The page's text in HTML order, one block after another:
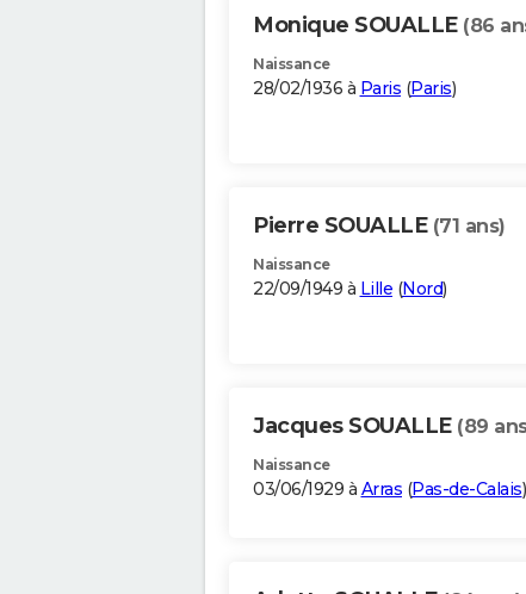
Monique SOUALLE (86
Naissance
28/02/1936 à Paris (Paris)
Pierre SOUALLE (71 ans)
Naissance
22/09/1949 à Lille (Nord)
Jacques SOUALLE (89
Naissance
03/06/1929 à Arras (Pas-de-Calais)